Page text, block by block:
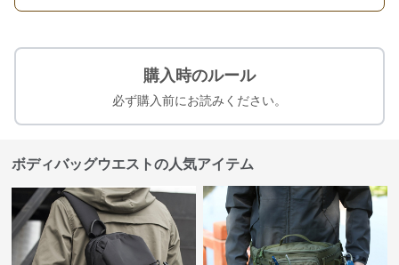
購入時のルール
必ず購入前にお読みください。
ボディバッグウエストの人気アイテム